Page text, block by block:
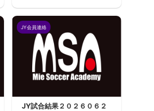
既存ユーザのログインユーザ
ー名またはメールアドレスパ
スワード ログイン状態を保存
する
JY会員連絡
JY試合結果２０２６０６２